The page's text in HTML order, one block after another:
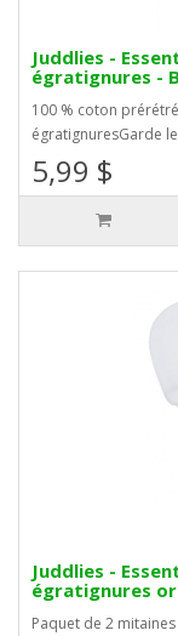
Juddlies -
égratignures -
100 % coton
égratignuresGarde
5,99 $
Juddlies -
égratignures
Paquet de 2